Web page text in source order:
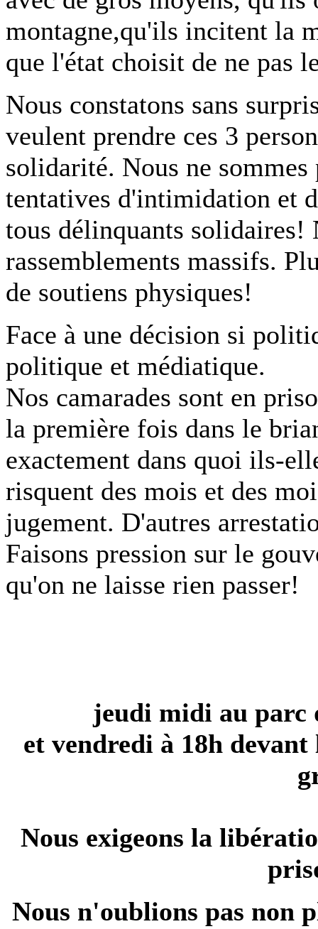
montagne,qu'ils incitent la
que l'état choisit de ne pas
Nous constatons sans
veulent prendre ces 3
solidarité. Nous ne sommes
tentatives d'intimidation et
tous délinquants solidaires!
rassemblements massifs.
de soutiens physiques!
Face à une décision si
politique et médiatique.
Nos camarades sont en
la première fois dans le
exactement dans quoi ils-
risquent des mois et des
jugement. D'autres
Faisons pression sur le
qu'on ne laisse rien passer!
jeudi midi au parc
et vendredi à 18h
Nous exigeons la
Nous n'oublions pas non